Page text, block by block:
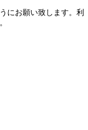
にお願い致します。利